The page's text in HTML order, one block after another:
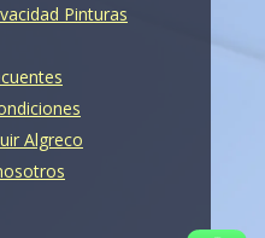
Pinturas
Algreco